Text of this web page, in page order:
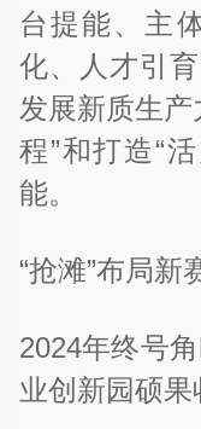
台提能、主
化、人才引
发展新质生产
程”和打造“
能。
“抢滩”布局
2024年终号
业创新园硕